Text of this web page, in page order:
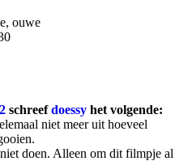
ouwe
schreefdoessy het volgende:
niet meer uit hoeveel
doen. Alleen om dit filmpje al